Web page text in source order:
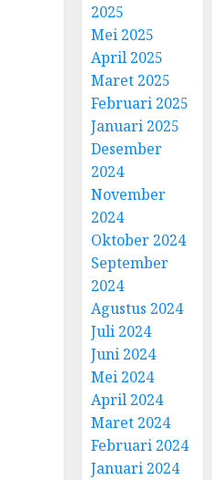
2025
Mei 2025
April 2025
Maret 2025
Februari 2025
Januari 2025
Desember
2024
November
2024
Oktober 2024
September
2024
Agustus 2024
Juli 2024
Juni 2024
Mei 2024
April 2024
Maret 2024
Februari 2024
Januari 2024